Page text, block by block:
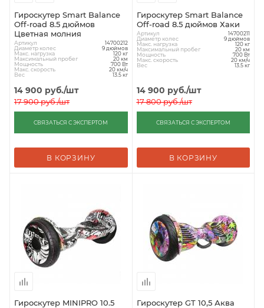
Гироскутер Smart Balance
Off-road 8.5 дюймов
Цветная молния
Артикул 14700212
Диаметр колес 9 дюймов
Макс. нагрузка 120 кг
Максимальный пробег 20 км
Мощность 700 Вт
Макс. скорость 20 км/ч
Вес 13.5 кг
14 900 руб./шт
17 900руб./шт
СВЯЗАТЬСЯ С ЭКСПЕРТОМ
В КОРЗИНУ
Гироскутер Smart Balance
Off-road 8.5 дюймов Хаки
Артикул 14700211
Диаметр колес 9 дюймов
Макс. нагрузка 120 кг
Максимальный пробег 20 км
Мощность 700 Вт
Макс. скорость 20 км/ч
Вес 13.5 кг
14 900 руб./шт
17 800руб./шт
СВЯЗАТЬСЯ С ЭКСПЕРТОМ
В КОРЗИНУ
Гироскутер MINIPRO 10.5 Гироскутер GT 10,5 Аква